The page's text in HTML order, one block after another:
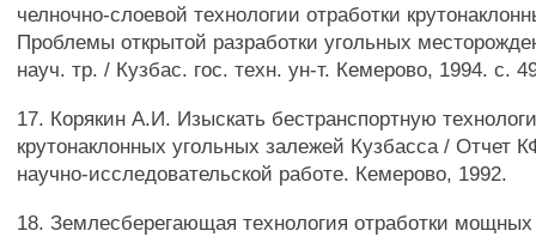
челночно-слоевой технологии отработки
Проблемы открытой разработки угольных
науч. тр. / Кузбас. гос. техн. ун-т. Кемерово, 1994. с.
17. Корякин А.И. Изыскать бестранспортную
крутонаклонных угольных залежей Кузбасса /
научно-исследовательской работе. Кемерово, 1992.
18. Землесберегающая технология отработки